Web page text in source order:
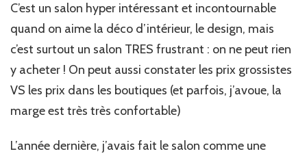
C’est un salon hyper intéressant et incontournable
quand on aime la déco d’intérieur, le design, mais
c’est surtout un salon TRES frustrant : on ne peut rien
y acheter ! On peut aussi constater les prix grossistes
VS les prix dans les boutiques (et parfois, j’avoue, la
marge est très très confortable)
L’année dernière, j’avais fait le salon comme une